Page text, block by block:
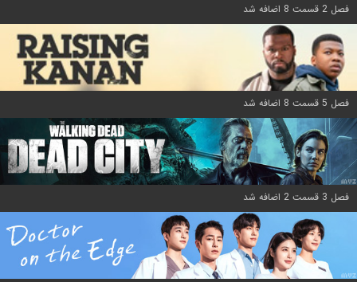
فصل 2 قسمت 8 اضافه شد
فصل 5 قسمت 8 اضافه شد
فصل 3 قسمت 2 اضافه شد